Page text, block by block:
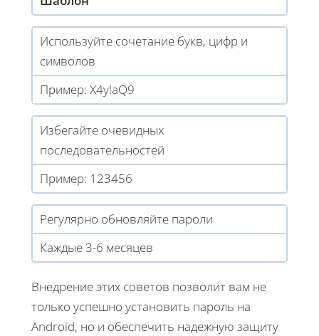
Используйте сочетание букв, цифр и
символов
Пример: X4y!aQ9
Избегайте очевидных
последовательностей
Пример: 123456
Регулярно обновляйте пароли
Каждые 3-6 месяцев
Внедрение этих советов позволит вам не
только успешно установить пароль на
Android, но и обеспечить надежную защиту